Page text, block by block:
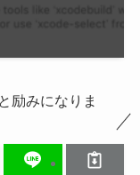
励みになりま